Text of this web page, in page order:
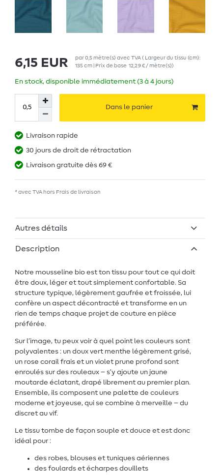
6,15 EUR par0,5 mètre(s) avec TVA( Largeur du tissu (cm):
135 cm | Prix de base 12,29 € / mètre(s))
En stock, disponible immédiatement (3 à 4 jours)
Dans le panier
Livraison rapide
30 jours de droit de rétractation
Livraison gratuite dès 69 €
* avec TVA hors Frais de livraison
Autres détails
Description
Notre mousseline bio est ton tissu pour tout ce qui doit
être doux, léger et tout simplement confortable. Sa
structure typique, légèrement gaufrée et froissée, lui
confère un aspect décontracté et transforme en un
rien de temps chaque projet de couture en pièce
préférée.
Sur l’image, tu peux voir à quel point les couleurs sont
polyvalentes : un doux vert menthe légèrement grisé,
un rose corail frais et un violet prune profond sont
enroulés sur des rouleaux – s’y ajoute un jaune
moutarde éclatant, drapé librement au premier plan.
Ensemble, ils composent une palette de couleurs
moderne et joyeuse, qui se combine à merveille – du
discret au vif.
Le tissu tombe de façon souple et douce et est donc
idéal pour :
des robes, blouses et tuniques aériennes
des foulards et écharpes douillets